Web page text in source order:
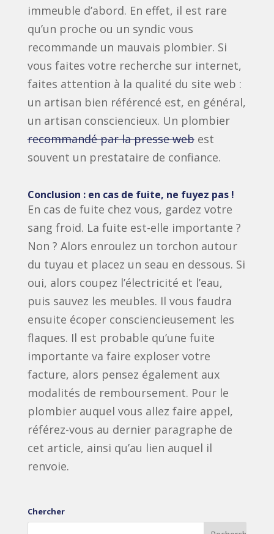
immeuble d’abord. En effet, il est rare
qu’un proche ou un syndic vous
recommande un mauvais plombier. Si
vous faites votre recherche sur internet,
faites attention à la qualité du site web :
un artisan bien référencé est, en général,
un artisan consciencieux. Un plombier
recommandé par la presse webest
souvent un prestataire de confiance.
Conclusion : en cas de fuite, ne fuyez pas !
En cas de fuite chez vous, gardez votre
sang froid. La fuite est-elle importante ?
Non ? Alors enroulez un torchon autour
du tuyau et placez un seau en dessous. Si
oui, alors coupez l’électricité et l’eau,
puis sauvez les meubles. Il vous faudra
ensuite écoper consciencieusement les
flaques. Il est probable qu’une fuite
importante va faire exploser votre
facture, alors pensez également aux
modalités de remboursement. Pour le
plombier auquel vous allez faire appel,
référez-vous au dernier paragraphe de
cet article, ainsi qu’au lien auquel il
renvoie.
Chercher